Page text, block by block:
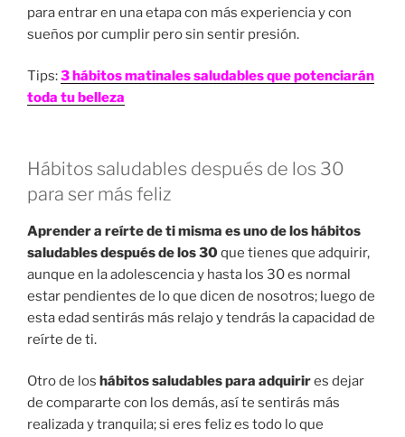
para entrar en una etapa con más experiencia y con
sueños por cumplir pero sin sentir presión.
Tips:3 hábitos matinales saludables que potenciarán
toda tu belleza
Hábitos saludables después de los 30
para ser más feliz
Aprender a reírte de ti misma es uno de los hábitos
saludables después de los 30que tienes que adquirir,
aunque en la adolescencia y hasta los 30 es normal
estar pendientes de lo que dicen de nosotros; luego de
esta edad sentirás más relajo y tendrás la capacidad de
reírte de ti.
Otro de los hábitos saludables para adquirires dejar
de compararte con los demás, así te sentirás más
realizada y tranquila; si eres feliz es todo lo que